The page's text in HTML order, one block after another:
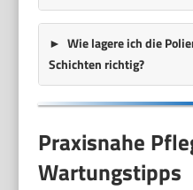
Wie lagere ich die
Schichten richtig?
Praxisnahe
Wartungstipps